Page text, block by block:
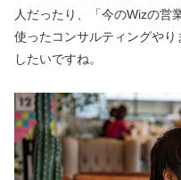
人だったり、「今のWizの営
使ったコンサルティングや
したいですね。